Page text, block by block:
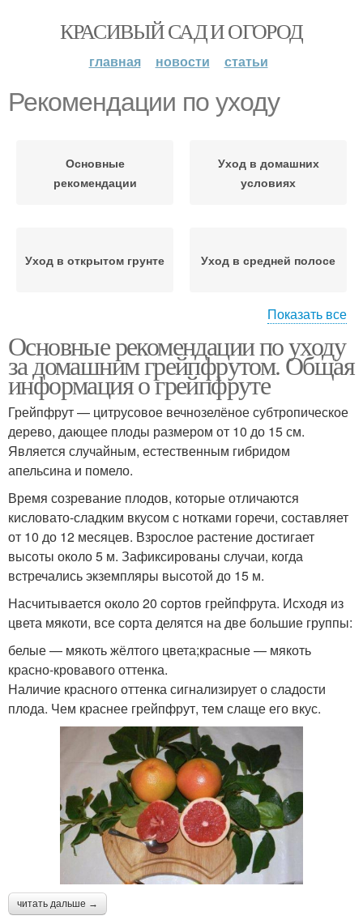
КРАСИВЫЙ САД И ОГОРОД
главная новости статьи
Рекомендации по уходу
Основные
рекомендации
Уход в домашних
условиях
Уход в открытом грунте Уход в средней полосе
гортензией
Показать все
Основные рекомендации по уходу
за домашним грейпфрутом. Общая
информация о грейпфруте
Грейпфрут — цитрусовое вечнозелёное субтропическое
дерево, дающее плоды размером от 10 до 15 см.
Является случайным, естественным гибридом
апельсина и помело.
Время созревание плодов, которые отличаются
кисловато-сладким вкусом с нотками горечи, составляет
от 10 до 12 месяцев. Взрослое растение достигает
высоты около 5 м. Зафиксированы случаи, когда
встречались экземпляры высотой до 15 м.
Насчитывается около 20 сортов грейпфрута. Исходя из
цвета мякоти, все сорта делятся на две большие группы:
белые — мякоть жёлтого цвета;красные — мякоть
красно-кровавого оттенка.
Наличие красного оттенка сигнализирует о сладости
плода. Чем краснее грейпфрут, тем слаще его вкус.
читать дальше →